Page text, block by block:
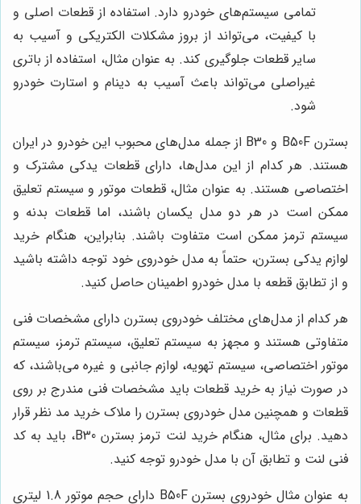
تمامی سیستم‌های خودرو دارد. استفاده از قطعات اصلی و
با کیفیت، می‌تواند از بروز مشکلات الکتریکی و آسیب به
سایر قطعات جلوگیری کند. به عنوان مثال، استفاده از باتری
غیراصلی می‌تواند باعث آسیب به دینام و استارت خودرو
شود.
بسترن B50F و B30 از جمله مدل‌های محبوب این خودرو در ایران
هستند. هر کدام از این مدل‌ها، دارای قطعات یدکی مشترک و
اختصاصی هستند. به عنوان مثال، قطعات موتور و سیستم تعلیق
ممکن است در هر دو مدل یکسان باشند، اما قطعات بدنه و
سیستم ترمز ممکن است متفاوت باشند. بنابراین، هنگام خرید
لوازم یدکی بسترن، حتماً به مدل خودروی خود توجه داشته باشید
و از تطابق قطعه با مدل خودرو اطمینان حاصل کنید.
هر کدام از مدل‌های مختلف خودروی بسترن دارای مشخصات فنی
متفاوتی هستند و مجهز به سیستم تعلیق، سیستم ترمز، سیستم
موتور اختصاصی، سیستم تهویه، لوازم جانبی و غیره می‌باشند، که
در صورت نیاز به خرید قطعات باید مشخصات فنی مندرج بر روی
قطعات و همچنین مدل خودروی بسترن را ملاک خرید مد نظر قرار
دهید. برای مثال، هنگام خرید لنت ترمز بسترن B30، باید به کد
فنی لنت و تطابق آن با مدل خودرو توجه کنید.
به عنوان مثال خودروی بسترن B50F دارای حجم موتور 1.8 لیتری